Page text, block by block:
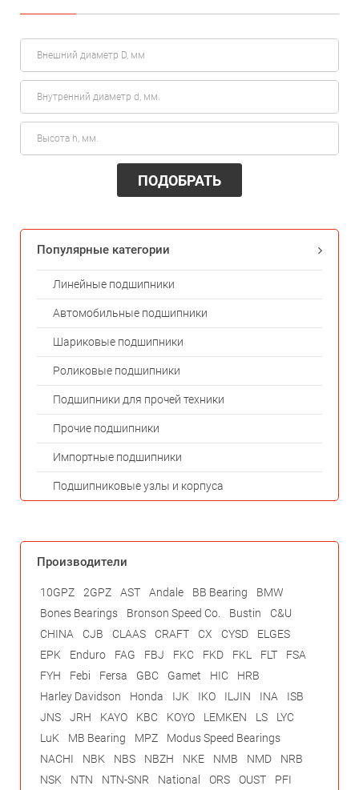
ПОДОБРАТЬ
Популярные категории
Линейные подшипники
Автомобильные подшипники
Шариковые подшипники
Роликовые подшипники
Подшипники для прочей техники
Прочие подшипники
Импортные подшипники
Подшипниковые узлы и корпуса
Производители
10GPZ 2GPZ AST Andale BB Bearing
BMW
Bones Bearings
Bronson Speed Co. Bustin
C&U
CHINA
CJB CLAAS CRAFT CX CYSD
ELGES
EPK
Enduro FAG FBJ FKC FKD FKL FLT
FSA
FYH
Febi Fersa GBC Gamet HIC
HRB
Harley Davidson
Honda IJK IKO ILJIN INA
ISB
JNS
JRH KAYO KBC KOYO LEMKEN LS
LYC
LuK
MB Bearing MPZ
Modus Speed Bearings
NACHI
NBK NBS NBZH NKE NMB NMD
NRB
NSK
NTN NTN-SNR National ORS OUST
PFI